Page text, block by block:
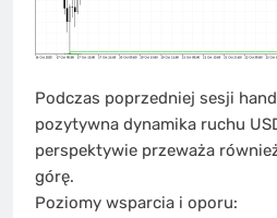
Podczas poprzedniej sesji
pozytywna dynamika ruchu
perspektywie przeważa
górę.
Poziomy wsparcia i oporu: